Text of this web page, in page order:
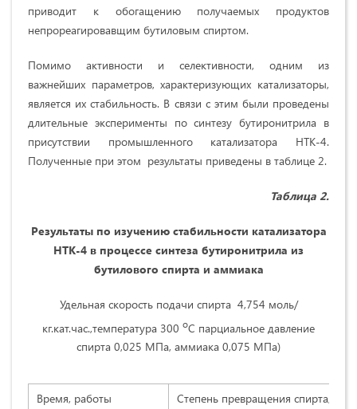
приводит к обогащению получаемых продуктов
непрореагировавщим бутиловым спиртом.
Помимо активности и селективности, одним из
важнейших параметров, характеризующих катализаторы,
является их стабильность. В связи с этим были проведены
длительные эксперименты по синтезу бутиронитрила в
присутствии промышленного катализатора НТК-4.
Полученные при этом результаты приведены в таблице 2.
Таблица 2.
Результаты по изучению стабильности катализатора
НТК-4 в процессе синтеза бутиронитрила из
бутилового спирта и аммиака
Удельная скорость подачи спирта 4,754 моль/
кг.кат.час.,температура 300 оС парциальное давление
спирта 0,025 МПа, аммиака 0,075 МПа)
Время, работы
Степень превращения спирта, %